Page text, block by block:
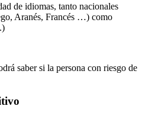
de idiomas, tanto nacionales
Aranés, Francés …) como
saber si la persona con riesgo de